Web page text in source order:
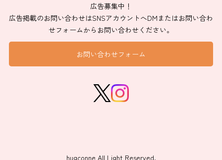
広告募集中！
広告掲載のお問い合わせはSNSアカウントへDMまたはお問い合わ
せフォームからお問い合わせください。
お問い合わせフォーム
hugconne All Light Reserved.